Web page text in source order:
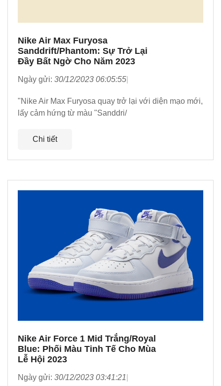
Nike Air Max Furyosa
Sanddrift/Phantom: Sự Trở Lại
Đầy Bất Ngờ Cho Năm 2023
Ngày gửi: 30/12/2023 06:05:55
"Nike Air Max Furyosa quay trở lại với diện mạo mới,
lấy cảm hứng từ màu "Sanddri/
Chi tiết
Nike Air Force 1 Mid Trắng/Royal
Blue: Phối Màu Tinh Tế Cho Mùa
Lễ Hội 2023
Ngày gửi: 30/12/2023 03:41:21